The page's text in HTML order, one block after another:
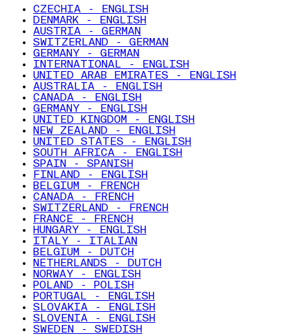
CZECHIA - ENGLISH
DENMARK - ENGLISH
AUSTRIA - GERMAN
SWITZERLAND - GERMAN
GERMANY - GERMAN
INTERNATIONAL - ENGLISH
UNITED ARAB EMIRATES - ENGLISH
AUSTRALIA - ENGLISH
CANADA - ENGLISH
GERMANY - ENGLISH
UNITED KINGDOM - ENGLISH
NEW ZEALAND - ENGLISH
UNITED STATES - ENGLISH
SOUTH AFRICA - ENGLISH
SPAIN - SPANISH
FINLAND - ENGLISH
BELGIUM - FRENCH
CANADA - FRENCH
SWITZERLAND - FRENCH
FRANCE - FRENCH
HUNGARY - ENGLISH
ITALY - ITALIAN
BELGIUM - DUTCH
NETHERLANDS - DUTCH
NORWAY - ENGLISH
POLAND - POLISH
PORTUGAL - ENGLISH
SLOVAKIA - ENGLISH
SLOVENIA - ENGLISH
SWEDEN - SWEDISH